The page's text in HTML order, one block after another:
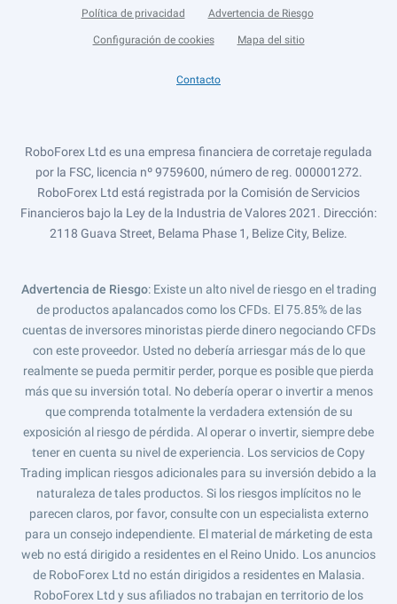
Política de privacidad Advertencia de Riesgo
Configuración de cookies Mapa del sitio
Contacto
RoboForex Ltd es una empresa financiera de corretaje regulada
por la FSC, licencia nº 9759600, número de reg. 000001272.
RoboForex Ltd está registrada por la Comisión de Servicios
Financieros bajo la Ley de la Industria de Valores 2021. Dirección:
2118 Guava Street, Belama Phase 1, Belize City, Belize.
Advertencia de Riesgo: Existe un alto nivel de riesgo en el trading
de productos apalancados como los CFDs. El 75.85% de las
cuentas de inversores minoristas pierde dinero negociando CFDs
con este proveedor. Usted no debería arriesgar más de lo que
realmente se pueda permitir perder, porque es posible que pierda
más que su inversión total. No debería operar o invertir a menos
que comprenda totalmente la verdadera extensión de su
exposición al riesgo de pérdida. Al operar o invertir, siempre debe
tener en cuenta su nivel de experiencia. Los servicios de Copy
Trading implican riesgos adicionales para su inversión debido a la
naturaleza de tales productos. Si los riesgos implícitos no le
parecen claros, por favor, consulte con un especialista externo
para un consejo independiente. El material de márketing de esta
web no está dirigido a residentes en el Reino Unido. Los anuncios
de RoboForex Ltd no están dirigidos a residentes en Malasia.
RoboForex Ltd y sus afiliados no trabajan en territorio de los